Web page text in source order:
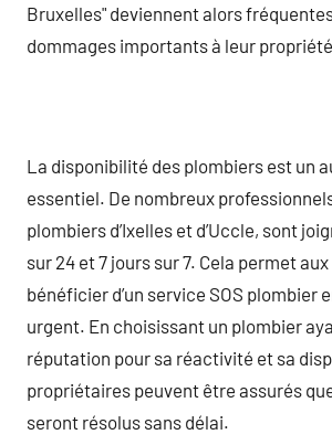
Bruxelles" deviennent alors
dommages importants à leur
La disponibilité des plombiers est un
essentiel. De nombreux
plombiers d’Ixelles et d’Uccle, sont
sur 24 et 7 jours sur 7. Cela permet
bénéficier d’un service SOS plombier
urgent. En choisissant un plombier
réputation pour sa réactivité et sa
propriétaires peuvent être assurés
seront résolus sans délai.